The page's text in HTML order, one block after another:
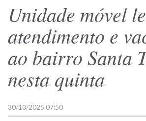
Unidade móvel
atendimento e
ao bairro Santa
nesta quinta
30/10/2025 07:50